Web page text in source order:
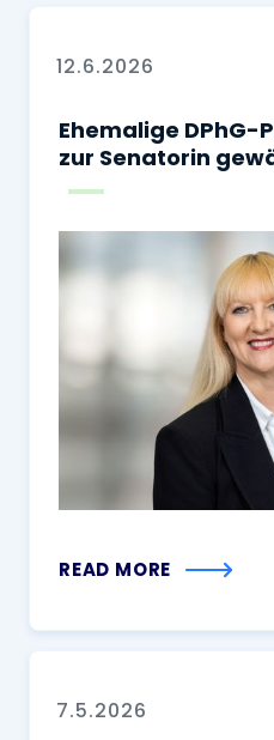
12.6.2026
Ehemalige DPhG-
zur Senatorin
READ MORE
7.5.2026